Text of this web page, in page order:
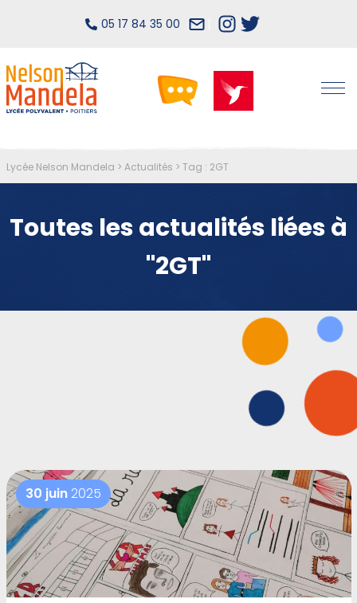
05 17 84 35 00
Lycée Nelson Mandela > Actualités > Tag : 2GT
Toutes les actualités liées à
"2GT"
30 juin2025